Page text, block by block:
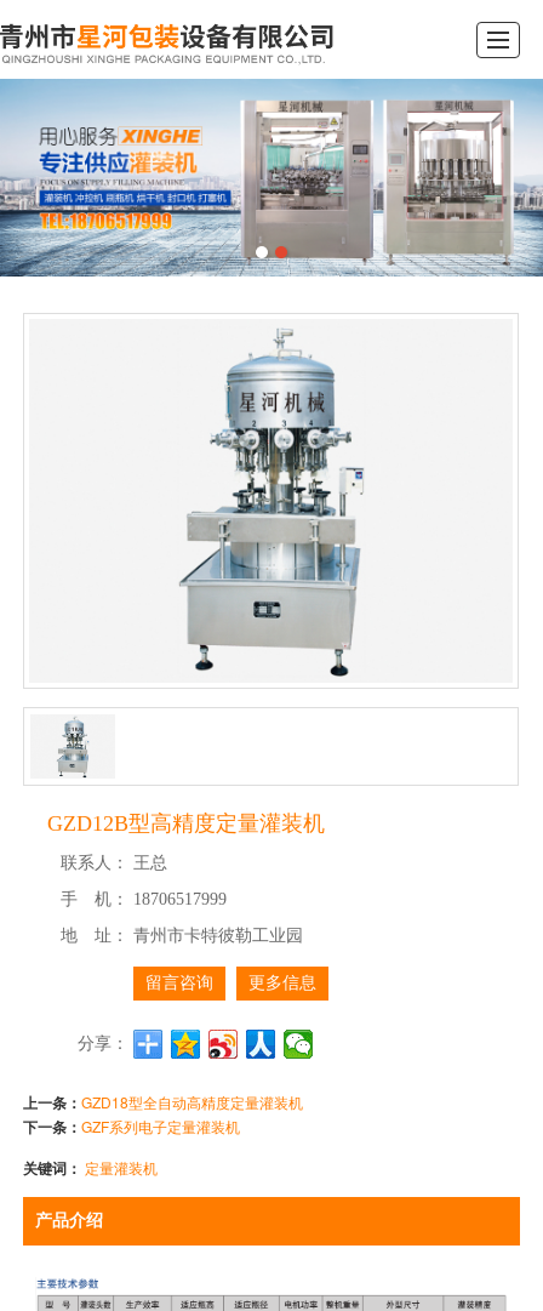
公司简介 企业文化 在线留言
GZD12B型高精度定量灌装机
联系人：
王总
手 机：
18706517999
地 址：
青州市卡特彼勒工业园
留言咨询 更多信息
分享：
上一条：GZD18型全自动高精度定量灌装机
下一条：GZF系列电子定量灌装机
关键词： 定量灌装机
产品介绍